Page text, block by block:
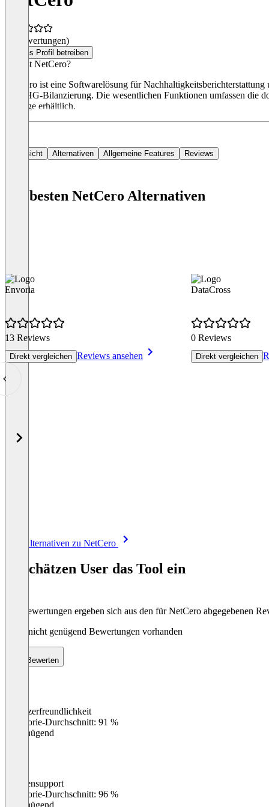
(0 Bewertungen)
Dieses Profil betreiben
Was ist NetCero?
NetCero ist eine Softwarelösung für
der THG-Bilanzierung. Die wesentlichen Funktionen umfassen die
Anfrage erhältlich.
Übersicht Alternativen Allgemeine Features Reviews
Die besten NetCero Alternativen
Envoria
13 Reviews
Direkt vergleichen Reviews ansehen
DataCross
0 Reviews
Direkt vergleichen
Alle Alternativen zu NetCero
So schätzen User das Tool ein
Die Bewertungen ergeben sich aus den für NetCero abgegebenen
Noch nicht genügend Bewertungen vorhanden
Bewerten
Benutzerfreundlichkeit
Kategorie-Durchschnitt: 91 %
Ungenügend
Kundensupport
Kategorie-Durchschnitt: 96 %
Ungenügend